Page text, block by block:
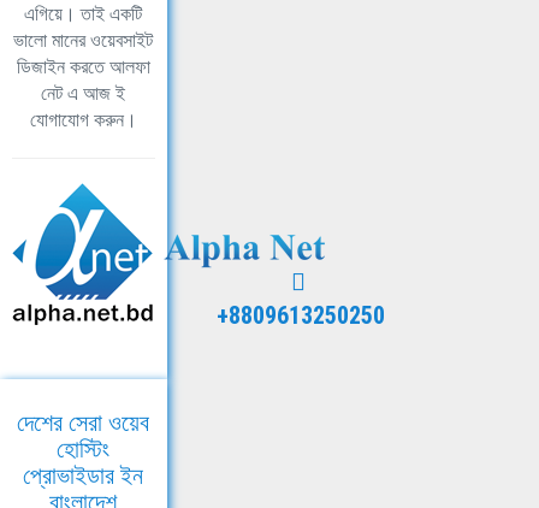
এগিয়ে। তাই একটি
ভালো মানের ওয়েবসাইট
ডিজাইন করতে আলফা
নেট এ আজ ই
যোগাযোগ করুন।
+8809613250250
দেশের সেরা ওয়েব
হোস্টিং
প্রোভাইডার ইন
বাংলাদেশ